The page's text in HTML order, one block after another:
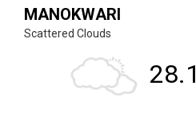
MANOKWARI
Scattered Clouds
28.1